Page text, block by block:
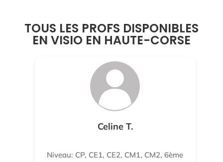
TOUS LES PROFS DISPONIBLES
EN VISIO EN HAUTE-CORSE
Celine T.
Niveau: CP, CE1, CE2, CM1, CM2, 6ème